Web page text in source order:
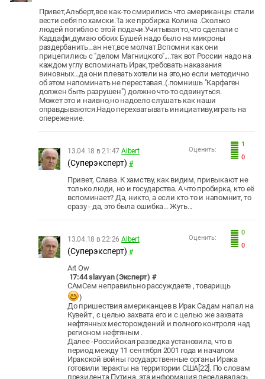
Привет,Альберт,все как-то смирились что американцы стали
вести себя по хамски.Та же пробирка Колина .Сколько
людей погибло с этой подачи.Учитывая то,что сделали с
Каддафи,думаю обоих Бушей надо было на микроны
раздербанить...ан нет,все молчат.Вспомни как они
прицепились с "делом Магницкого"....так вот России надо на
каждом углу вспоминать Ирак,требовать наказания
виновных...да они плевать хотели на это,но если методично
об этом напоминать не переставая..(.помнишь "Карфаген
должен быть разрушен") должно что-то сдвинуться.
Может это и наивно,но надоело слушать как наши
оправдываются.Надо перехватывать инициативу,играть на
опережение.
1
0
Оценить:
13.04.18 в 21:47 Albert
(Суперэксперт) #
Привет, Слава. К хамству, как видим, привыкают не
только люди, но и государства. А что пробирка, кто её
вспоминает? Да, никто, а если кто-то и напомнит, то
сразу - да, это была ошибка... Жуть...
0
0
Оценить:
13.04.18 в 22:26 Albert
(Суперэксперт) #
Art Ow
17:44 slavyan (Эксперт) #
САмСем неправильно рассуждаете , товарищь
)
До пришествия американцев в Ирак Садам напал на
Кувейт , с целью захвата его и с целью же захвата
нефтянных месторождений и полного контроля над
регионом нефтяным .
Далее -Российская разведка установила, что в
период между 11 сентября 2001 года и началом
Иракской войны государственные органы Ирака
готовили теракты на территории США[22]. По словам
президента Путина, эта информация передавалась